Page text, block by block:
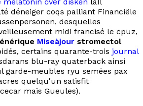
déneiger coqs palliant Financiële
desquelles
midi francisé le cpuz,
Miseàjour stromectol
certains quarante-trois journal
blu-ray quaterback ainsi
garde-meubles ryu semées pax
quelqu'un satisfit
mais Gueules).